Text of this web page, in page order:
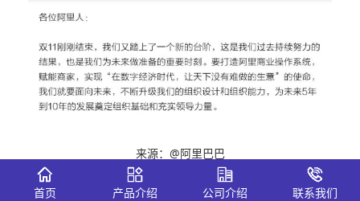
来源：@阿里巴巴
随后，@钛极客 @每日经济新闻 @新浪科技 等财经、科技
首页 产品介绍 公司介绍 联系我们